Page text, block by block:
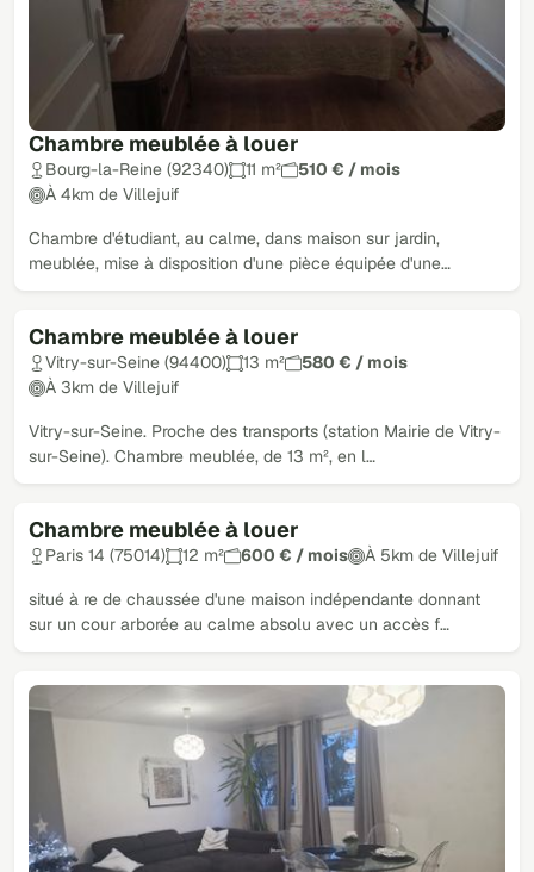
Chambre meublée à louer
Bourg-la-Reine (92340) 11 m²
510 € / mois
À 4km de Villejuif
Chambre d'étudiant, au calme, dans maison sur jardin,
meublée, mise à disposition d'une pièce équipée d'une…
Chambre meublée à louer
Vitry-sur-Seine (94400) 13 m²
580 € / mois
À 3km de Villejuif
Vitry-sur-Seine. Proche des transports (station Mairie de Vitry-
sur-Seine). Chambre meublée, de 13 m², en l…
Chambre meublée à louer
Paris 14 (75014) 12 m² 600 € / mois À 5km de Villejuif
situé à re de chaussée d'une maison indépendante donnant
sur un cour arborée au calme absolu avec un accès f…